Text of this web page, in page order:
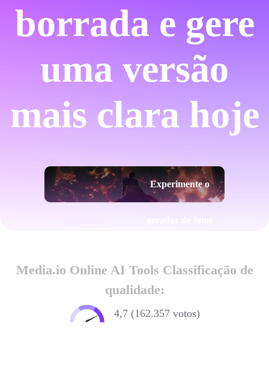
borrada e gere
uma versão
mais clara hoje
Experimente o
Media.io Online AI Tools Classificação de
qualidade:
4,7 (162.357 votos)